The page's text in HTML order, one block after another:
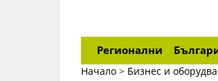
Регионални
Начало > Бизнес и